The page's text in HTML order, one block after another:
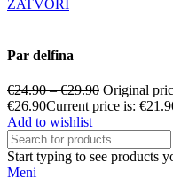
ZATVORI
Par delfina
€24.90–€29.90 Original
€26.90Current price is:
Add to wishlist
Start typing to see products
Meni